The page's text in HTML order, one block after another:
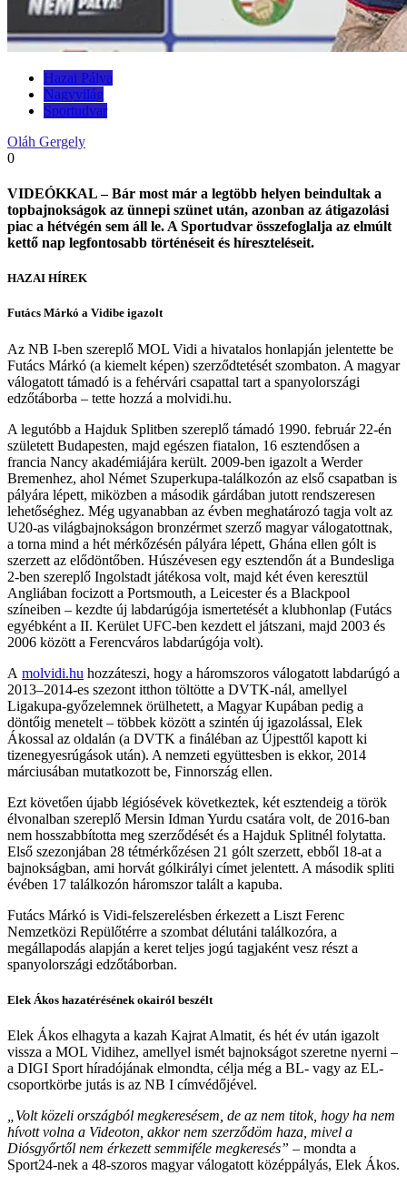
Hazai Pálya
Nagyvilág
Sportudvar
Oláh Gergely
0
VIDEÓKKAL – Bár most már a legtöbb helyen beindultak a
topbajnokságok az ünnepi szünet után, azonban az átigazolási
piac a hétvégén sem áll le. A Sportudvar összefoglalja az elmúlt
kettő nap legfontosabb történéseit és híreszteléseit.
HAZAI HÍREK
Futács Márkó a Vidibe igazolt
Az NB I-ben szereplő MOL Vidi a hivatalos honlapján jelentette be
Futács Márkó (a kiemelt képen) szerződtetését szombaton. A magyar
válogatott támadó is a fehérvári csapattal tart a spanyolországi
edzőtáborba – tette hozzá a molvidi.hu.
A legutóbb a Hajduk Splitben szereplő támadó 1990. február 22-én
született Budapesten, majd egészen fiatalon, 16 esztendősen a
francia Nancy akadémiájára került. 2009-ben igazolt a Werder
Bremenhez, ahol Német Szuperkupa-találkozón az első csapatban is
pályára lépett, miközben a második gárdában jutott rendszeresen
lehetőséghez. Még ugyanabban az évben meghatározó tagja volt az
U20-as világbajnokságon bronzérmet szerző magyar válogatottnak,
a torna mind a hét mérkőzésén pályára lépett, Ghána ellen gólt is
szerzett az elődöntőben. Húszévesen egy esztendőn át a Bundesliga
2-ben szereplő Ingolstadt játékosa volt, majd két éven keresztül
Angliában focizott a Portsmouth, a Leicester és a Blackpool
színeiben – kezdte új labdarúgója ismertetését a klubhonlap (Futács
egyébként a II. Kerület UFC-ben kezdett el játszani, majd 2003 és
2006 között a Ferencváros labdarúgója volt).
A molvidi.hu hozzáteszi, hogy a háromszoros válogatott labdarúgó a
2013–2014-es szezont itthon töltötte a DVTK-nál, amellyel
Ligakupa-győzelemnek örülhetett, a Magyar Kupában pedig a
döntőig menetelt – többek között a szintén új igazolással, Elek
Ákossal az oldalán (a DVTK a fináléban az Újpesttől kapott ki
tizenegyesrúgások után). A nemzeti együttesben is ekkor, 2014
márciusában mutatkozott be, Finnország ellen.
Ezt követően újabb légiósévek következtek, két esztendeig a török
élvonalban szereplő Mersin Idman Yurdu csatára volt, de 2016-ban
nem hosszabbította meg szerződését és a Hajduk Splitnél folytatta.
Első szezonjában 28 tétmérkőzésen 21 gólt szerzett, ebből 18-at a
bajnokságban, ami horvát gólkirályi címet jelentett. A második spliti
évében 17 találkozón háromszor talált a kapuba.
Futács Márkó is Vidi-felszerelésben érkezett a Liszt Ferenc
Nemzetközi Repülőtérre a szombat délutáni találkozóra, a
megállapodás alapján a keret teljes jogú tagjaként vesz részt a
spanyolországi edzőtáborban.
Elek Ákos hazatérésének okairól beszélt
Elek Ákos elhagyta a kazah Kajrat Almatit, és hét év után igazolt
vissza a MOL Vidihez, amellyel ismét bajnokságot szeretne nyerni –
a DIGI Sport híradójának elmondta, célja még a BL- vagy az EL-
csoportkörbe jutás is az NB I címvédőjével.
„Volt közeli országból megkeresésem, de az nem titok, hogy ha nem
hívott volna a Videoton, akkor nem szerződöm haza, mivel a
Diósgyőrtől nem érkezett semmiféle megkeresés” – mondta a
Sport24-nek a 48-szoros magyar válogatott középpályás, Elek Ákos.